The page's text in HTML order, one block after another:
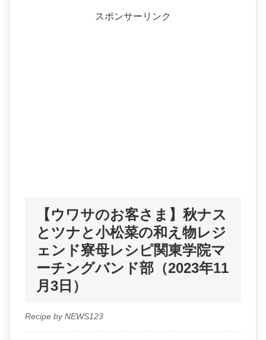
スポンサーリンク
【ウワサのお客さま】秋ナス
とツナと小松菜の和え物レジ
ェンド寮母レシピ関東学院マ
ーチングバンド部（2023年11
月3日）
Recipe by NEWS123